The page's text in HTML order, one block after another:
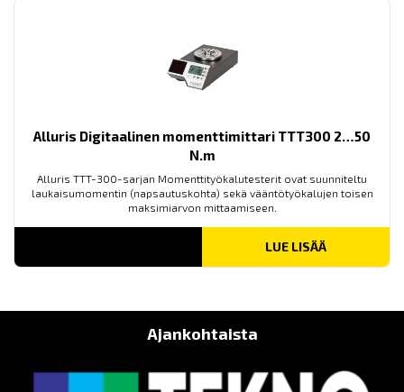
Alluris Digitaalinen momenttimittari TTT300 2…50
N.m
Alluris TTT-300-sarjan Momenttityökalutesterit ovat suunniteltu
laukaisumomentin (napsautuskohta) sekä vääntötyökalujen toisen
maksimiarvon mittaamiseen.
LUE LISÄÄ
Ajankohtaista